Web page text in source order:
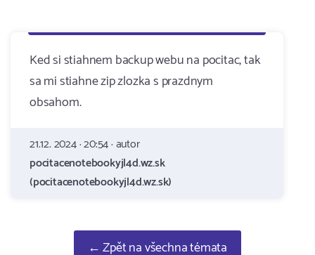
Ked si stiahnem backup webu na pocitac, tak
sa mi stiahne zip zlozka s prazdnym
obsahom.
21.12. 2024 · 20:54 · autor
pocitacenotebookyjl4d.wz.sk
(pocitacenotebookyjl4d.wz.sk)
← Zpět na všechna témata